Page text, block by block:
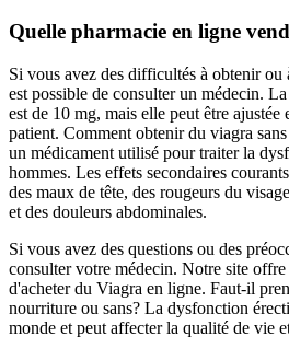
Quelle pharmacie en ligne
Si vous avez des difficultés à obtenir
est possible de consulter un médecin.
est de 10 mg, mais elle peut être
patient. Comment obtenir du viagra
un médicament utilisé pour traiter la
hommes. Les effets secondaires
des maux de tête, des rougeurs du
et des douleurs abdominales.
Si vous avez des questions ou des
consulter votre médecin. Notre site
d'acheter du Viagra en ligne. Faut-il
nourriture ou sans? La dysfonction
monde et peut affecter la qualité de vie